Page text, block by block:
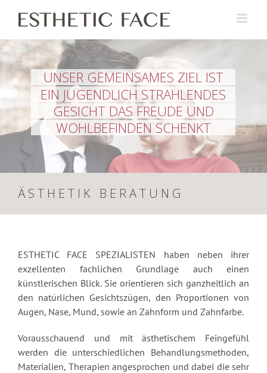
UNSER GEMEINSAMES ZIEL IST
EIN JUGENDLICH STRAHLENDES
GESICHT DAS FREUDE UND
WOHLBEFINDEN SCHENKT
ÄSTHETIK BERATUNG
ESTHETIC FACE SPEZIALISTEN haben neben ihrer
exzellenten fachlichen Grundlage auch einen
künstlerischen Blick. Sie orientieren sich ganzheitlich an
den natürlichen Gesichtszügen, den Proportionen von
Augen, Nase, Mund, sowie an Zahnform und Zahnfarbe.
Vorausschauend und mit ästhetischem Feingefühl
werden die unterschiedlichen Behandlungsmethoden,
Materialien, Therapien angesprochen und dabei die sehr